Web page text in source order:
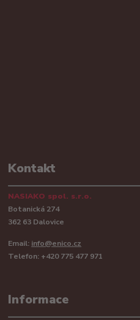
Kontakt
NASIAKO spol. s.r.o.
Botanická 274
362 63 Dalovice
Email: info@enico.cz
Telefon: +420 775 477 971
Informace